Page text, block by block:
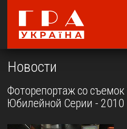
Новости
Фоторепортаж со
Юбилейной Серии - 2010